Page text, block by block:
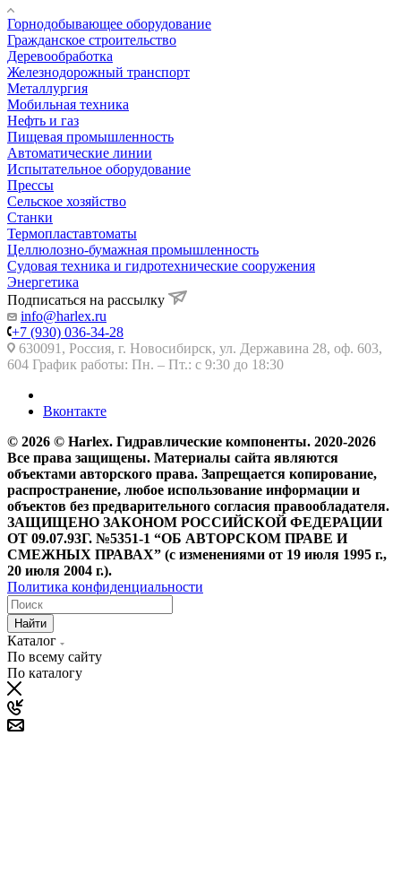
Горнодобывающее оборудование
Гражданское строительство
Деревообработка
Железнодорожный транспорт
Металлургия
Мобильная техника
Нефть и газ
Пищевая промышленность
Автоматические линии
Испытательное оборудование
Прессы
Сельское хозяйство
Станки
Термопластавтоматы
Целлюлозно-бумажная промышленность
Судовая техника и гидротехнические сооружения
Энергетика
Подписаться на рассылку
info@harlex.ru
+7 (930) 036-34-28
630091, Россия, г. Новосибирск, ул. Державина 28, оф. 603,
604 График работы: Пн. – Пт.: с 9:30 до 18:30
Вконтакте
© 2026 © Harlex. Гидравлические компоненты. 2020-2026
Все права защищены. Материалы сайта являются
объектами авторского права. Запрещается копирование,
распространение, любое использование информации и
объектов без предварительного согласия правообладателя.
ЗАЩИЩЕНО ЗАКОНОМ РОССИЙСКОЙ ФЕДЕРАЦИИ
ОТ 09.07.93Г. №5351-1 “ОБ АВТОРСКОМ ПРАВЕ И
СМЕЖНЫХ ПРАВАХ” (с изменениями от 19 июля 1995 г.,
20 июля 2004 г.).
Политика конфиденциальности
Найти
Каталог
По всему сайту
По каталогу